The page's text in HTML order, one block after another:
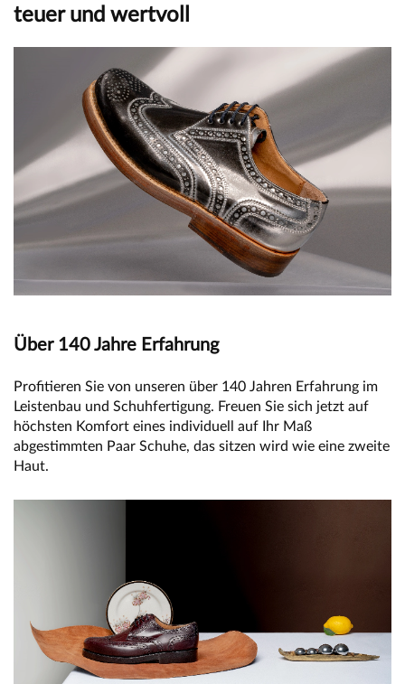
teuer und wertvoll
Über 140 Jahre Erfahrung
Profitieren Sie von unseren über 140 Jahren Erfahrung im
Leistenbau und Schuhfertigung. Freuen Sie sich jetzt auf
höchsten Komfort eines individuell auf Ihr Maß
abgestimmten Paar Schuhe, das sitzen wird wie eine zweite
Haut.